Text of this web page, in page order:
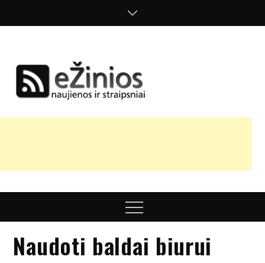
nuomonės
Menu
Naudoti baldai biurui